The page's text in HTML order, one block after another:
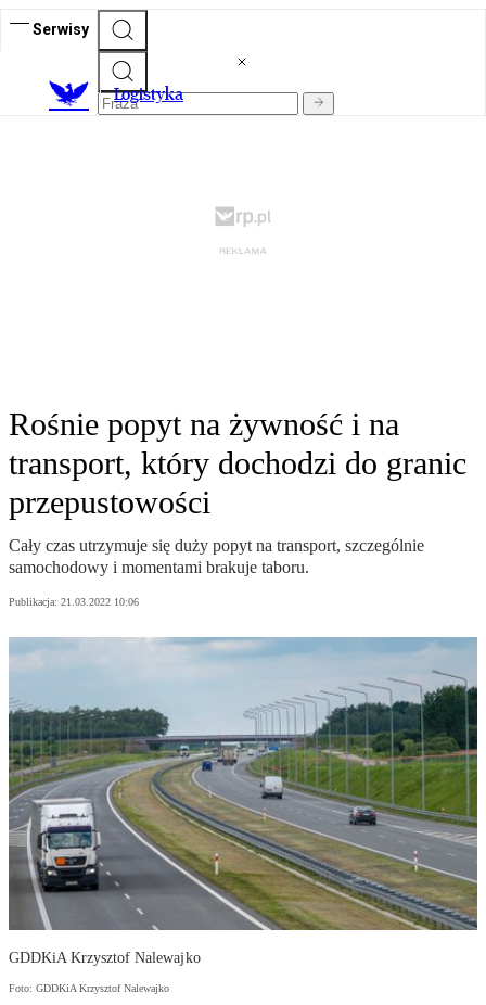
Serwisy
Logistyka
Rośnie popyt na żywność i na
transport, który dochodzi do granic
przepustowości
Cały czas utrzymuje się duży popyt na transport, szczególnie
samochodowy i momentami brakuje taboru.
Publikacja: 21.03.2022 10:06
GDDKiA Krzysztof Nalewajko
Foto: GDDKiA Krzysztof Nalewajko